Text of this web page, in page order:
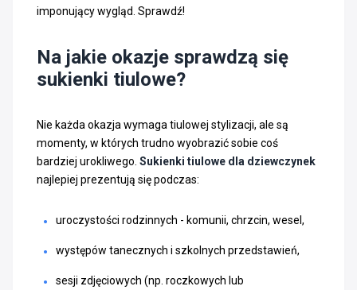
imponujący wygląd. Sprawdź!
Na jakie okazje sprawdzą się
sukienki tiulowe?
Nie każda okazja wymaga tiulowej stylizacji, ale są
momenty, w których trudno wyobrazić sobie coś
bardziej urokliwego. Sukienki tiulowe dla dziewczynek
najlepiej prezentują się podczas:
uroczystości rodzinnych - komunii, chrzcin, wesel,
występów tanecznych i szkolnych przedstawień,
sesji zdjęciowych (np. roczkowych lub